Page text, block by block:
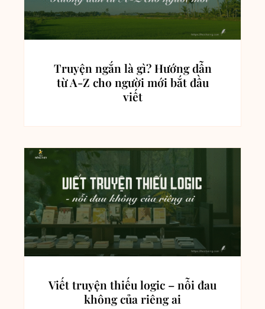
Truyện ngắn là gì? Hướng dẫn
từ A-Z cho người mới bắt đầu
viết
Viết truyện thiếu logic – nỗi đau
không của riêng ai